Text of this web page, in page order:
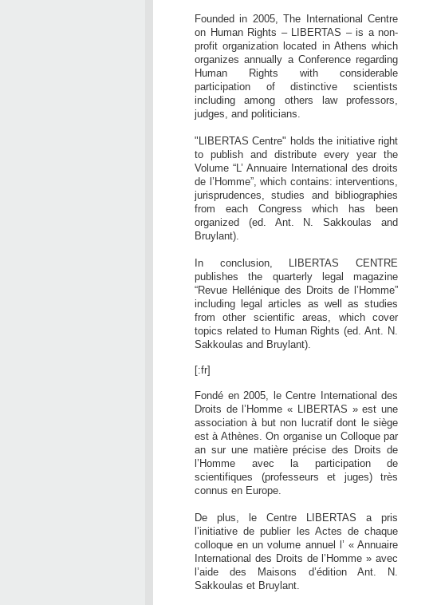
Founded in 2005, The International Centre
on Human Rights – LIBERTAS – is a non-
profit organization located in Athens which
organizes annually a Conference regarding
Human Rights with considerable
participation of distinctive scientists
including among others law professors,
judges, and politicians.
"LIBERTAS Centre" holds the initiative right
to publish and distribute every year the
Volume “L’ Annuaire International des droits
de l’Homme”, which contains: interventions,
jurisprudences, studies and bibliographies
from each Congress which has been
organized (ed. Ant. N. Sakkoulas and
Bruylant).
In conclusion, LIBERTAS CENTRE
publishes the quarterly legal magazine
“Revue Hellénique des Droits de l’Homme”
including legal articles as well as studies
from other scientific areas, which cover
topics related to Human Rights (ed. Ant. N.
Sakkoulas and Bruylant).
[:fr]
Fondé en 2005, le Centre International des
Droits de l’Homme « LIBERTAS » est une
association à but non lucratif dont le siège
est à Athènes. On organise un Colloque par
an sur une matière précise des Droits de
l’Homme avec la participation de
scientifiques (professeurs et juges) très
connus en Europe.
De plus, le Centre LIBERTAS a pris
l’initiative de publier les Actes de chaque
colloque en un volume annuel l’ « Annuaire
International des Droits de l’Homme » avec
l’aide des Maisons d’édition Ant. N.
Sakkoulas et Bruylant.